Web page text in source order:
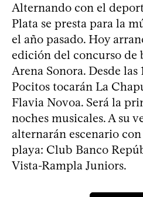
Alternando con el
Plata se presta para la
el año pasado. Hoy
edición del concurso de
Arena Sonora. Desde las
Pocitos tocarán La
Flavia Novoa. Será la
noches musicales. A su
alternarán escenario
playa: Club Banco
Vista-Rampla Juniors.